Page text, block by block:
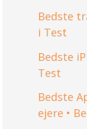
Bedste
i Test
Bedste
Test
Bedste
ejere •